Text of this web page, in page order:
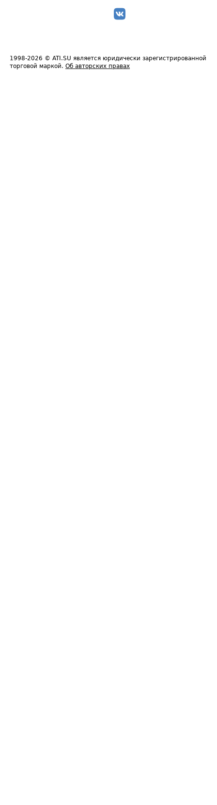
1998-2026 © ATI.SU является юридически зарегистрированной
торговой маркой. Об авторских правах